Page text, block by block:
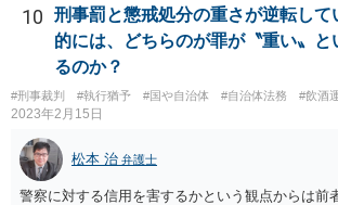
10
刑事罰と懲戒処分の重さが逆転して
的には、どちらのが罪が〝重い〟と
るのか？
#刑事裁判 #執行猶予 #国や自治体 #自治体法務 #飲酒
2023年2月15日
松本 治 弁護士
警察に対する信用を害するかという観点からは前